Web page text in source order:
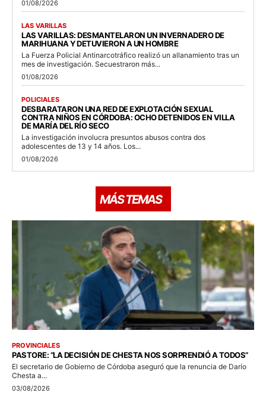
01/08/2026
LAS VARILLAS
LAS VARILLAS: DESMANTELARON UN INVERNADERO DE
MARIHUANA Y DETUVIERON A UN HOMBRE
La Fuerza Policial Antinarcotráfico realizó un allanamiento tras un
mes de investigación. Secuestraron más...
01/08/2026
POLICIALES
DESBARATARON UNA RED DE EXPLOTACIÓN SEXUAL
CONTRA NIÑOS EN CÓRDOBA: OCHO DETENIDOS EN VILLA
DE MARÍA DEL RÍO SECO
La investigación involucra presuntos abusos contra dos
adolescentes de 13 y 14 años. Los...
01/08/2026
MÁS TEMAS
PROVINCIALES
PASTORE: “LA DECISIÓN DE CHESTA NOS SORPRENDIÓ A TODOS”
El secretario de Gobierno de Córdoba aseguró que la renuncia de Darío
Chesta a...
03/08/2026